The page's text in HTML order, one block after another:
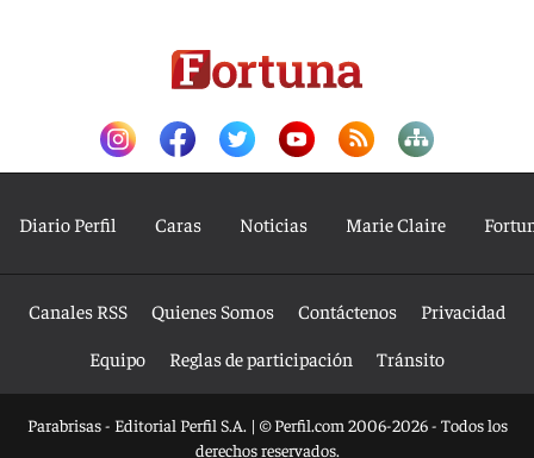
Diario Perfil Caras Noticias Marie Claire
Canales RSS Quienes Somos Contáctenos
Privacidad
Equipo
Reglas de participación Tránsito
Parabrisas - Editorial Perfil S.A. | © Perfil.com 2006-2026 - Todos los
derechos reservados.